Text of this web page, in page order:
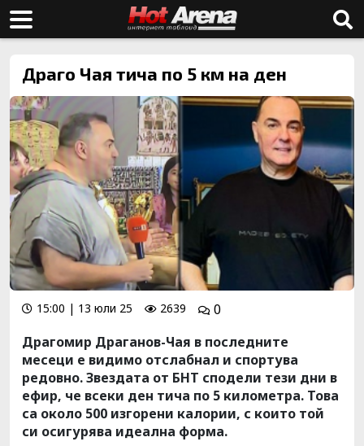
Драго Чая тича по 5 км на ден
15:00 | 13 юли 25 2639
0
Драгомир Драганов-Чая в последните
месеци е видимо отслабнал и спортува
редовно. Звездата от БНТ сподели тези дни в
ефир, че всеки ден тича по 5 километра. Това
са около 500 изгорени калории, с които той
си осигурява идеална форма.